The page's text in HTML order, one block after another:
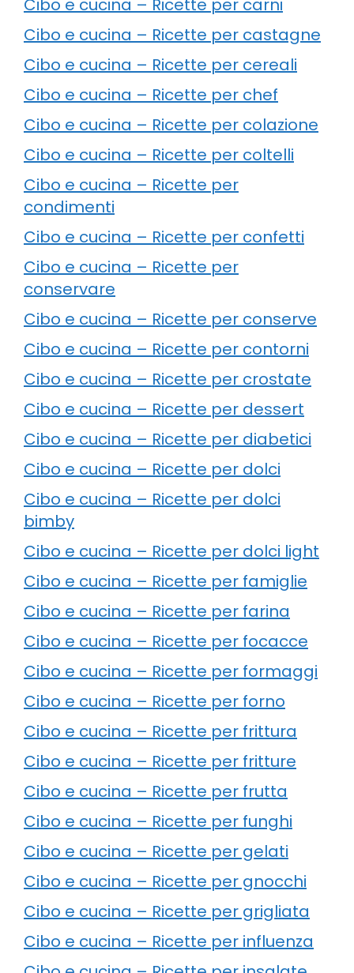
Cibo e cucina – Ricette per castagne
Cibo e cucina – Ricette per cereali
Cibo e cucina – Ricette per chef
Cibo e cucina – Ricette per colazione
Cibo e cucina – Ricette per coltelli
Cibo e cucina – Ricette per
condimenti
Cibo e cucina – Ricette per confetti
Cibo e cucina – Ricette per
conservare
Cibo e cucina – Ricette per conserve
Cibo e cucina – Ricette per contorni
Cibo e cucina – Ricette per crostate
Cibo e cucina – Ricette per dessert
Cibo e cucina – Ricette per diabetici
Cibo e cucina – Ricette per dolci
Cibo e cucina – Ricette per dolci
bimby
Cibo e cucina – Ricette per dolci light
Cibo e cucina – Ricette per famiglie
Cibo e cucina – Ricette per farina
Cibo e cucina – Ricette per focacce
Cibo e cucina – Ricette per formaggi
Cibo e cucina – Ricette per forno
Cibo e cucina – Ricette per frittura
Cibo e cucina – Ricette per fritture
Cibo e cucina – Ricette per frutta
Cibo e cucina – Ricette per funghi
Cibo e cucina – Ricette per gelati
Cibo e cucina – Ricette per gnocchi
Cibo e cucina – Ricette per grigliata
Cibo e cucina – Ricette per influenza